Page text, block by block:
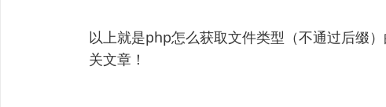
以上就是php怎么获取文件类型（不通过后缀
关文章！